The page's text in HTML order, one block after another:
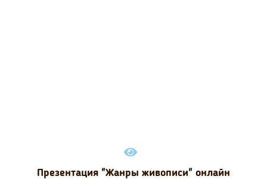
Презентация "Жанры живописи" онлайн